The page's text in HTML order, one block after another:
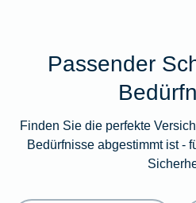
Sie
eine
Passender
Finden Sie die perfekte
Bedürfnisse abgestimmt ist -